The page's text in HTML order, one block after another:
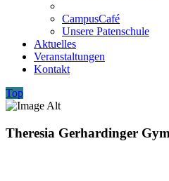
CampusCafé
Unsere Patenschule
Aktuelles
Veranstaltungen
Kontakt
Top
Theresia Gerhardinger